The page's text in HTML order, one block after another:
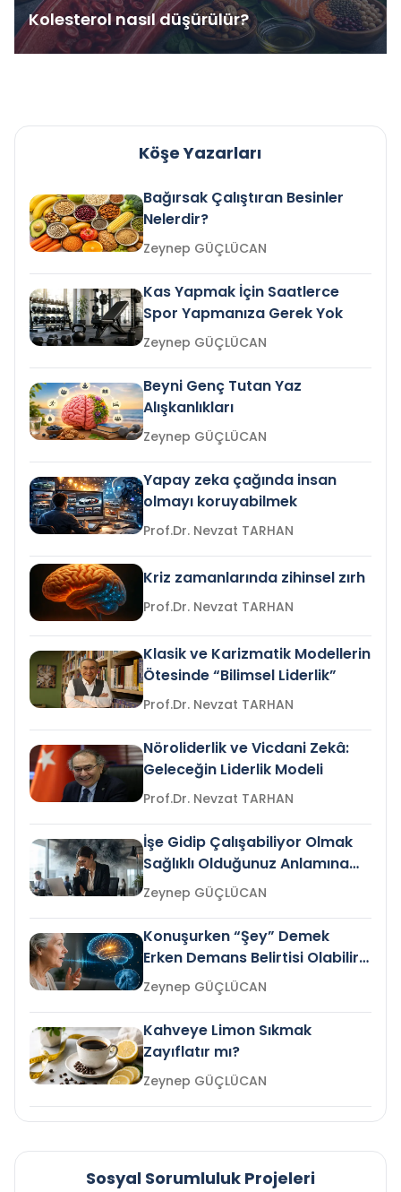
Kolesterol nasıl düşürülür?
Köşe Yazarları
Bağırsak Çalıştıran Besinler
Nelerdir?
Zeynep GÜÇLÜCAN
Kas Yapmak İçin Saatlerce
Spor Yapmanıza Gerek Yok
Zeynep GÜÇLÜCAN
Beyni Genç Tutan Yaz
Alışkanlıkları
Zeynep GÜÇLÜCAN
Yapay zeka çağında insan
olmayı koruyabilmek
Prof.Dr. Nevzat TARHAN
Kriz zamanlarında zihinsel zırh
Prof.Dr. Nevzat TARHAN
Klasik ve Karizmatik Modellerin
Ötesinde “Bilimsel Liderlik”
Prof.Dr. Nevzat TARHAN
Nöroliderlik ve Vicdani Zekâ:
Geleceğin Liderlik Modeli
Prof.Dr. Nevzat TARHAN
İşe Gidip Çalışabiliyor Olmak
Sağlıklı Olduğunuz Anlamına
Gelir mi?Zeynep GÜÇLÜCAN
Konuşurken “Şey” Demek
Erken Demans Belirtisi Olabilir
mi?
Zeynep GÜÇLÜCAN
Kahveye Limon Sıkmak
Zayıflatır mı?
Zeynep GÜÇLÜCAN
Sosyal Sorumluluk Projeleri